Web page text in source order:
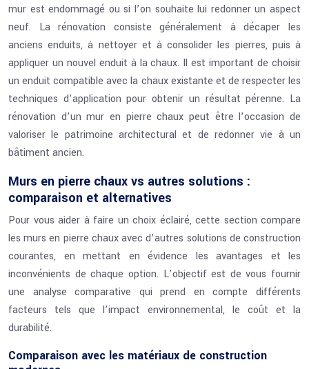
mur est endommagé ou si l’on souhaite lui redonner un aspect
neuf. La rénovation consiste généralement à décaper les
anciens enduits, à nettoyer et à consolider les pierres, puis à
appliquer un nouvel enduit à la chaux. Il est important de choisir
un enduit compatible avec la chaux existante et de respecter les
techniques d’application pour obtenir un résultat pérenne. La
rénovation d’un mur en pierre chaux peut être l’occasion de
valoriser le patrimoine architectural et de redonner vie à un
bâtiment ancien.
Murs en pierre chaux vs autres solutions :
comparaison et alternatives
Pour vous aider à faire un choix éclairé, cette section compare
les murs en pierre chaux avec d’autres solutions de construction
courantes, en mettant en évidence les avantages et les
inconvénients de chaque option. L’objectif est de vous fournir
une analyse comparative qui prend en compte différents
facteurs tels que l’impact environnemental, le coût et la
durabilité.
Comparaison avec les matériaux de construction